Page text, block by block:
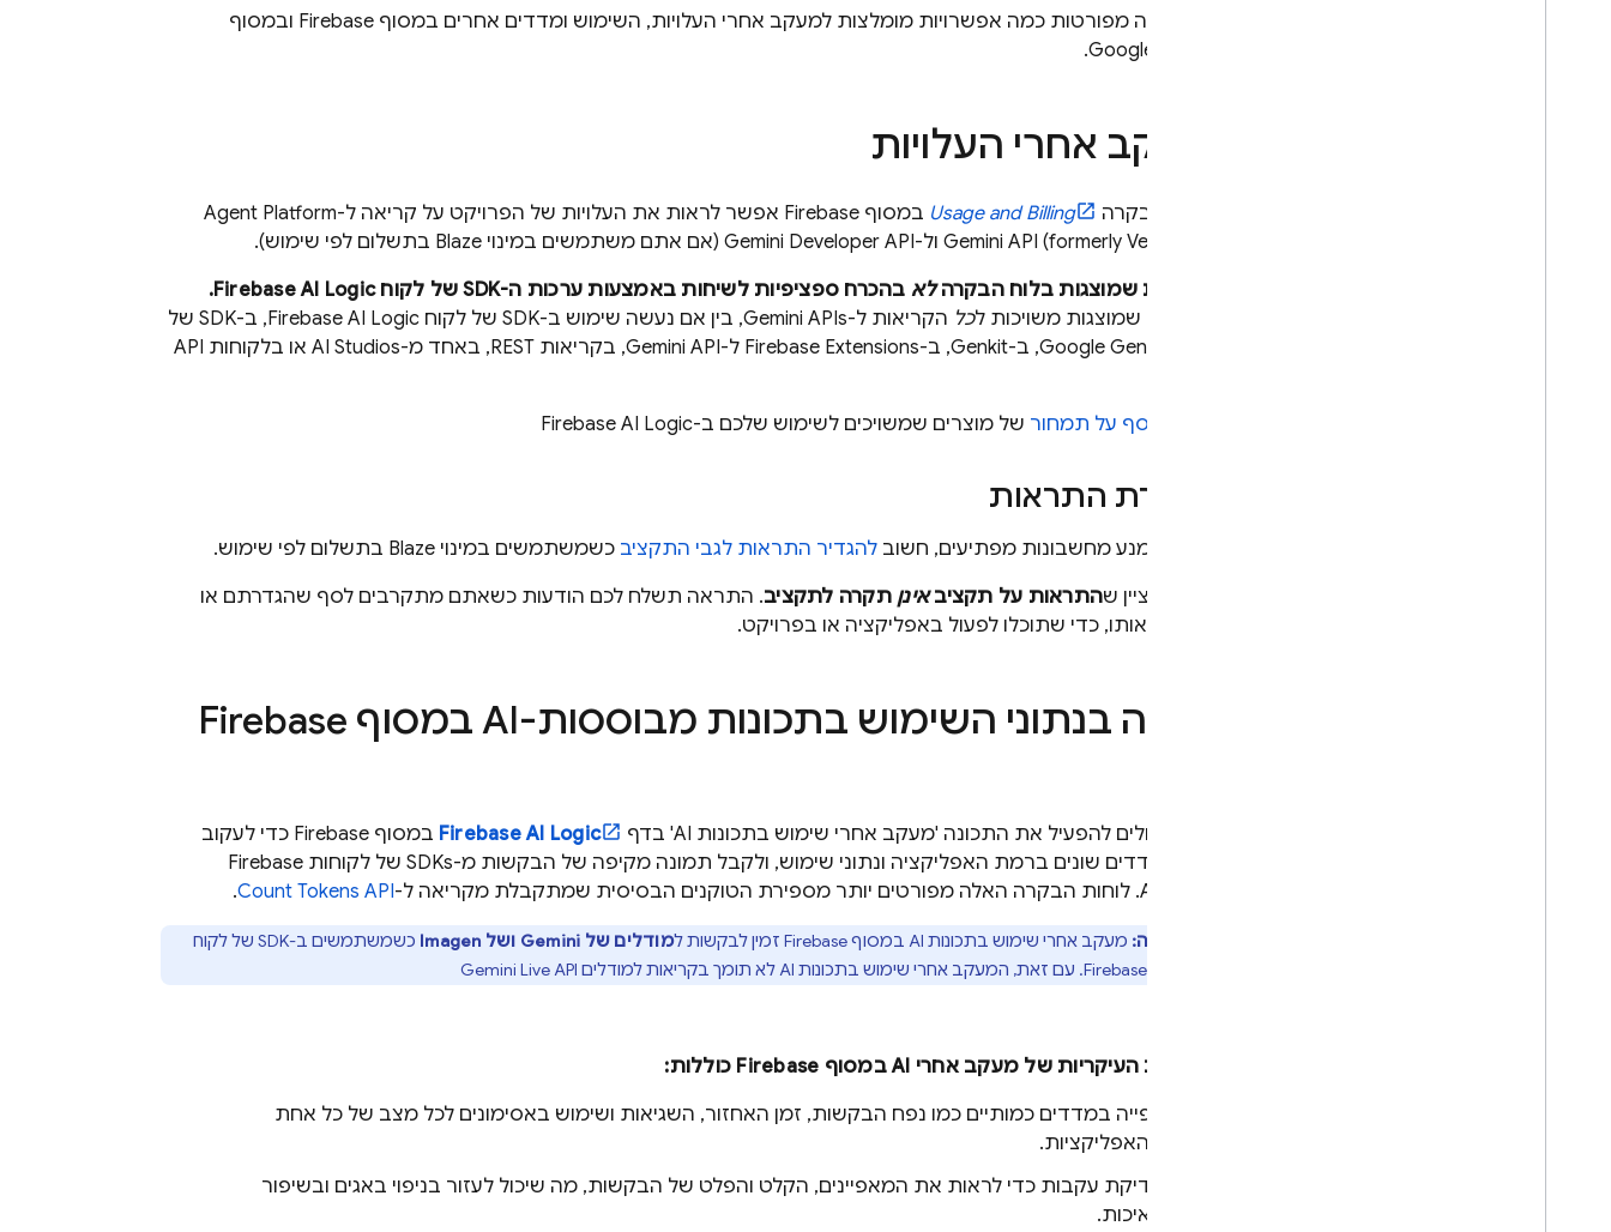
בדף הזה מפורטות כמה אפשרויות מומלצות למעקב אחרי העלויות, השימוש ומדדים אחרים במסוף Firebase ובמסוף
Google Cloud
.
מעקב אחרי העלויות
בלוח הבקרה Usage and Billing במסוף Firebase אפשר לראות את העלויות של הפרויקט על קריאה ל-Agent Platform
Gemini API (formerly Vertex AI) ול-Gemini Developer API (אם אתם משתמשים במינוי Blaze בתשלום לפי שימוש).
העלויות שמוצגות בלוח הבקרהלא בהכרח ספציפיות לשיחות באמצעות ערכות ה-SDK של לקוח Firebase AI Logic
.
העלויות שמוצגות משויכות לכל הקריאות ל-Gemini APIs, בין אם נעשה שימוש ב-SDK של לקוח Firebase AI Logic
, ב-SDK של
Genkit, ב-Firebase Extensions ל-Gemini API
, בקריאות REST, באחד מ-AI Studios או בלקוחות API
מידע נוסף על תמחור של מוצרים שמשויכים לשימוש שלכם ב-Firebase AI Logic
הגדרת התראות
כדי להימנע מחשבונות מפתיעים, חשוב להגדיר התראות לגבי התקציב כשמשתמשים במינוי Blaze בתשלום לפי שימוש.
חשוב לציין שהתראות על תקציבאינן תקרה לתקציב. התראה תשלח לכם הודעות כשאתם מתקרבים לסף שהגדרתם או
עוברים אותו, כדי שתוכלו לפעול באפליקציה או בפרויקט.
צפייה בנתוני השימוש בתכונות מבוססות-AI במסוף Firebase
אתם יכולים להפעיל את התכונה 'מעקב אחרי שימוש בתכונות AI' בדף Firebase AI Logic במסוףFirebase כדי לעקוב
אחרי מדדים שונים ברמת האפליקציה ונתוני שימוש, ולקבל תמונה מקיפה של הבקשות מ-SDKs של לקוחות
Firebase
AI Logic. לוחות הבקרה האלה מפורטים יותר מספירת הטוקנים הבסיסית שמתקבלת מקריאה ל-Count Tokens API
.
הערה: מעקב אחרי שימוש בתכונות AI במסוף Firebase זמין לבקשות למודלים של Gemini ושל Imagen כשמשתמשים ב-SDK של לקוח
Firebase AI Logic. עם זאת, המעקב אחרי שימוש בתכונות AI לא תומך בקריאות למודלים Gemini Live API
היכולות העיקריות של מעקב אחרי AI במסוף
Firebase כוללות:
צפייה במדדים כמותיים כמו נפח הבקשות, זמן האחזור, השגיאות ושימוש באסימונים לכל מצב של כל אחת
מהאפליקציות.
בדיקת עקבות כדי לראות את המאפיינים, הקלט והפלט של הבקשות, מה שיכול לעזור בניפוי באגים ובשיפור
האיכות.